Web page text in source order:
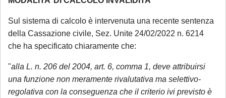
Sul sistema di calcolo è intervenuta una recente sentenza
della Cassazione civile, Sez. Unite 24/02/2022 n. 6214
che ha specificato chiaramente che:
"alla L. n. 206 del 2004, art. 6, comma 1, deve attribuirsi
una funzione non meramente rivalutativa ma selettivo-
regolativa con la conseguenza che il criterio ivi previsto è
periodo di chiusura,solo se
comunicate tempestivamente alla
Per tali casistiche La invitiamo a descrivere
dettagliatamente la situazione in una